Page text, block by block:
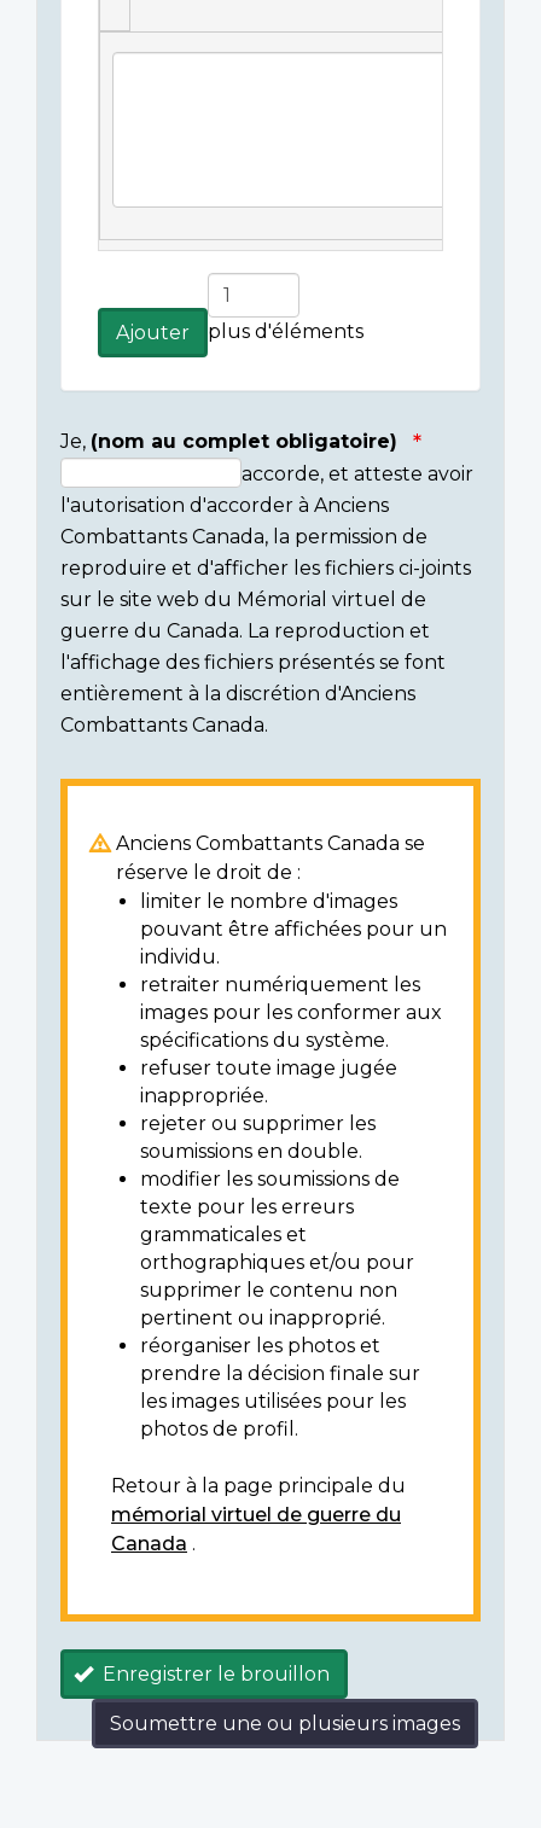
Ajouter
Ajouter
plus
d'éléments
plus d'éléments
Consent
section
Je, (nom au complet obligatoire)
accorde, et atteste avoir
l'autorisation d'accorder à Anciens
Combattants Canada, la permission de
reproduire et d'afficher les fichiers ci-joints
sur le site web du Mémorial virtuel de
guerre du Canada. La reproduction et
l'affichage des fichiers présentés se font
entièrement à la discrétion d'Anciens
Combattants Canada.
Anciens Combattants Canada se
réserve le droit de :
limiter le nombre d'images
pouvant être affichées pour un
individu.
retraiter numériquement les
images pour les conformer aux
spécifications du système.
refuser toute image jugée
inappropriée.
rejeter ou supprimer les
soumissions en double.
modifier les soumissions de
texte pour les erreurs
grammaticales et
orthographiques et/ou pour
supprimer le contenu non
pertinent ou inapproprié.
réorganiser les photos et
prendre la décision finale sur
les images utilisées pour les
photos de profil.
Retour à la page principale du
mémorial virtuel de guerre du
Canada .
Enregistrer le brouillon
Soumettre une ou plusieurs images